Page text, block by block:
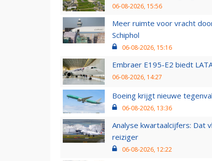
06-08-2026, 15:56
Meer ruimte voor vracht
Schiphol
06-08-2026, 15:16
Embraer E195-E2 biedt
06-08-2026, 14:27
Boeing krijgt nieuwe
06-08-2026, 13:36
Analyse kwartaalcijfers: Dat
reiziger
06-08-2026, 12:22